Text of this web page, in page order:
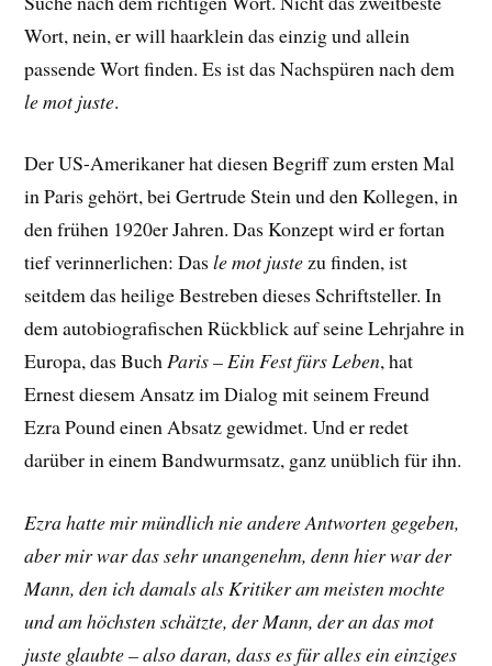
Wort, nein, er will haarklein das einzig und allein
passende Wort finden. Es ist das Nachspüren nach dem
le mot juste.
Der US-Amerikaner hat diesen Begriff zum ersten Mal
in Paris gehört, bei Gertrude Stein und den Kollegen, in
den frühen 1920er Jahren. Das Konzept wird er fortan
tief verinnerlichen: Dasle mot justezu finden, ist
seitdem das heilige Bestreben dieses Schriftsteller. In
dem autobiografischen Rückblick auf seine Lehrjahre in
Europa, das BuchParis – Ein Fest fürs Leben, hat
Ernest diesem Ansatz im Dialog mit seinem Freund
Ezra Pound einen Absatz gewidmet. Und er redet
darüber in einem Bandwurmsatz, ganz unüblich für ihn.
Ezra hatte mir mündlich nie andere Antworten gegeben,
aber mir war das sehr unangenehm, denn hier war der
Mann, den ich damals als Kritiker am meisten mochte
und am höchsten schätzte, der Mann, der an das mot
juste glaubte – also daran, dass es für alles ein einziges